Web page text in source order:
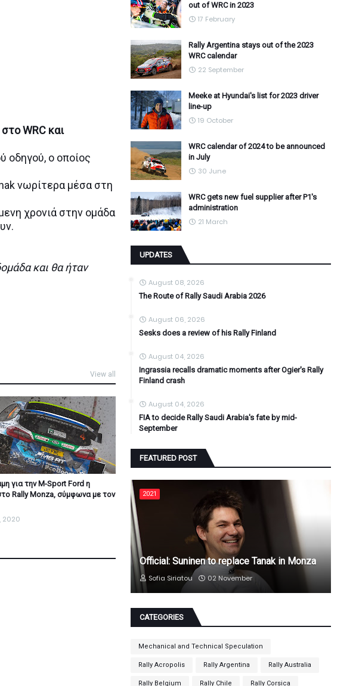
WRC και
οδηγού, ο οποίος
νωρίτερα μέσα στη
χρονιά στην ομάδα
και θα ήταν
View all
για την M-Sport Ford η
Rally Monza, σύμφωνα με τον
2020
out of WRC in 2023
17 February
Rally Argentina stays out of the 2023
WRC calendar
22 September
Meeke at Hyundai's list for 2023 driver
line-up
19 October
WRC calendar of 2024 to be announced
in July
30 June
WRC gets new fuel supplier after P1's
administration
21 March
UPDATES
August 08, 2026
The Route of Rally Saudi Arabia 2026
August 06, 2026
Sesks does a review of his Rally Finland
August 04, 2026
Ingrassia recalls dramatic moments after Ogier's Rally
Finland crash
August 04, 2026
FIA to decide Rally Saudi Arabia's fate by mid-
September
FEATURED POST
2021
Official: Suninen to replace Tanak in Monza
Sofia Siriatou 02 November
CATEGORIES
Mechanical and Technical Speculation
Rally Acropolis Rally Argentina Rally Australia
Rally Belgium Rally Chile Rally Corsica